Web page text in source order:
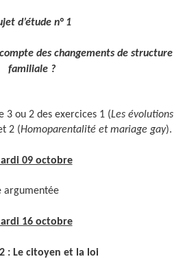
d’étude n° 1
des changements de structure
familiale ?
3 ou 2 des exercices 1 (Les évolutions
2 (Homoparentalité et mariage gay).
09 octobre
argumentée
16 octobre
: Le citoyen et la loi